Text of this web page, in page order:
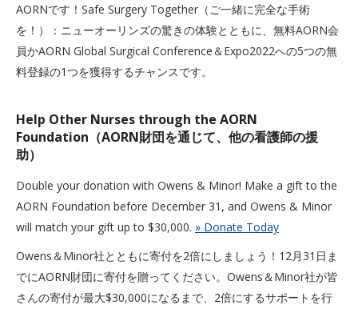
AORNです！Safe Surgery Together（ご一緒に完全な手術
を！）：ニューオーリンズの驚きの体験とともに、無料AORN会
員かAORN Global Surgical Conference＆Expo2022への5つの無
料登録の1つを獲得するチャンスです。
Help Other Nurses through the AORN
Foundation（AORN財団を通じて、他の看護師の援
助）
Double your donation with Owens & Minor! Make a gift to the
AORN Foundation before December 31, and Owens & Minor
will match your gift up to $30,000. » Donate Today
Owens＆Minor社とともに寄付を2倍にしましょう！12月31日ま
でにAORN財団に寄付を贈ってください。Owens＆Minor社が皆
さんの寄付が最大$30,000になるまで、2倍にするサポートを行